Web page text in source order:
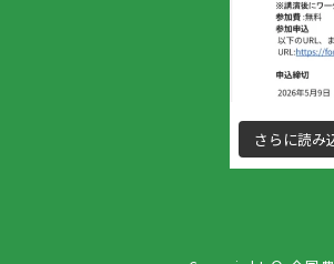
さらに読み